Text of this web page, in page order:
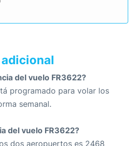
del vuelo FR3622?
programado para volar los
semanal.
del vuelo FR3622?
dos aeropuertos es 2468